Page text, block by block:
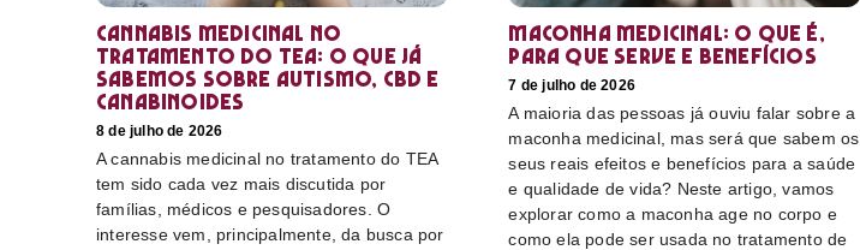
Cannabis medicinal no
tratamento do TEA: o que já
sabemos sobre autismo, CBD e
canabinoides
8 de julho de 2026
A cannabis medicinal no tratamento do TEA
tem sido cada vez mais discutida por
famílias, médicos e pesquisadores. O
interesse vem, principalmente, da busca por
Maconha medicinal: O que é,
para que serve e benefícios
7 de julho de 2026
A maioria das pessoas já ouviu falar sobre a
maconha medicinal, mas será que sabem os
seus reais efeitos e benefícios para a saúde
e qualidade de vida? Neste artigo, vamos
explorar como a maconha age no corpo e
como ela pode ser usada no tratamento de